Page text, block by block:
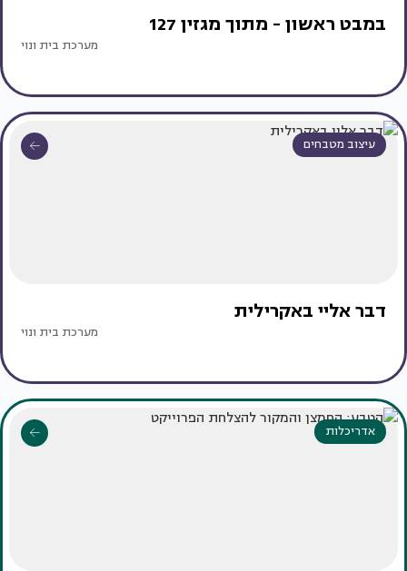
במבט ראשון - מתוך מגזין 127
מערכת בית ונוי
עיצוב מטבחים
דבר אליי באקרילית
מערכת בית ונוי
אדריכלות